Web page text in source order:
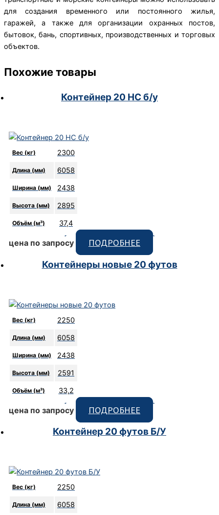
для создания временного или постоянного жилья,
гаражей, а также для организации охранных постов,
бытовок, бань, спортивных, производственных и торговых
объектов.
Похожие товары
Контейнер 20 HC б/у
Вес (кг) 2300
Длина (мм) 6058
Ширина (мм) 2438
Высота (мм) 2895
Объём (м³)
37,4
[code_snippet id=9 format]
цена по запросу ПОДРОБНЕЕ
Контейнеры новые 20 футов
Вес (кг) 2250
Длина (мм) 6058
Ширина (мм) 2438
Высота (мм) 2591
Объём (м³)
33,2
[code_snippet id=9 format]
цена по запросу ПОДРОБНЕЕ
Контейнер 20 футов Б/У
Вес (кг) 2250
Длина (мм) 6058